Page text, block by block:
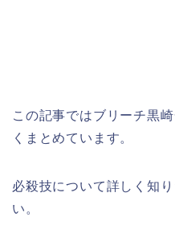
この記事ではブリーチ黒
くまとめています。
必殺技について詳しく知
い。